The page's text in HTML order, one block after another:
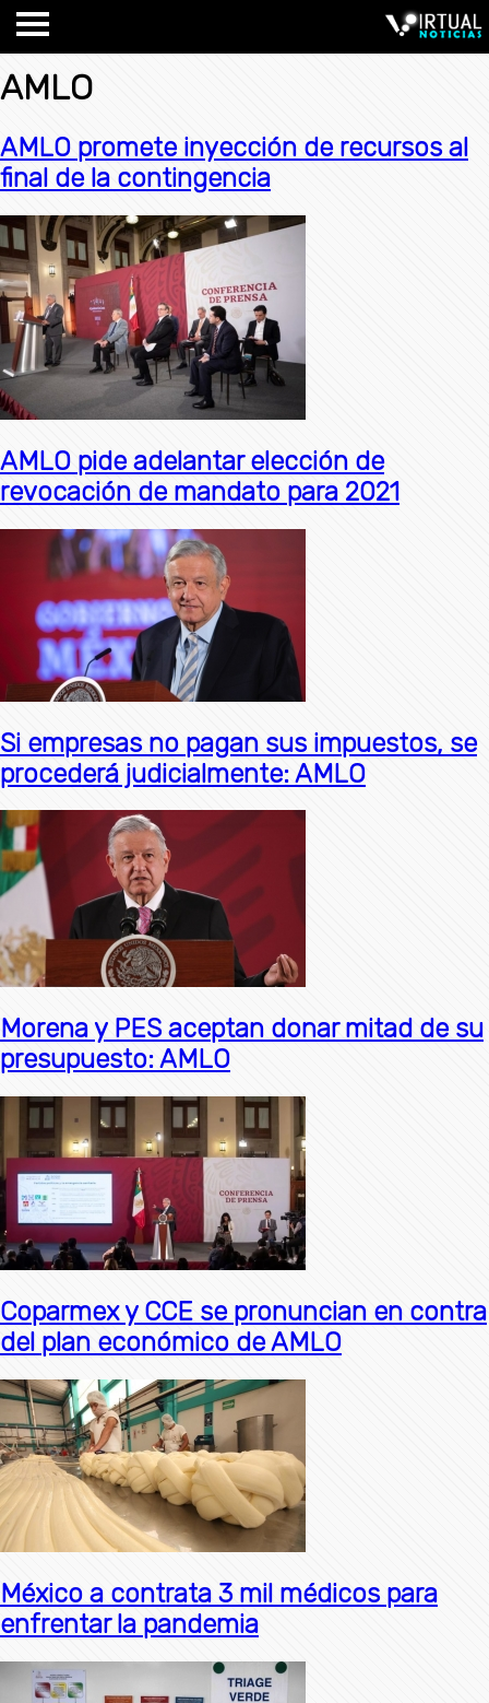
AMLO
AMLO promete inyección de recursos al
final de la contingencia
AMLO pide adelantar elección de
revocación de mandato para 2021
Si empresas no pagan sus impuestos, se
procederá judicialmente: AMLO
Morena y PES aceptan donar mitad de su
presupuesto: AMLO
Coparmex y CCE se pronuncian en contra
del plan económico de AMLO
México a contrata 3 mil médicos para
enfrentar la pandemia